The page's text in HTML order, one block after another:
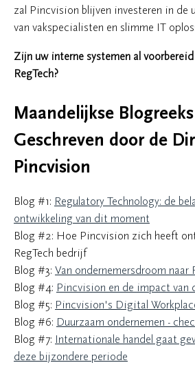
zal Pincvision blijven investeren in de
van vakspecialisten en slimme IT
Zijn uw interne systemen al
RegTech?
Maandelijkse
Geschreven door de
Pincvision
Blog #1: Regulatory Technology: de
ontwikkeling van dit moment
Blog #2: Hoe Pincvision zich heeft
RegTech bedrijf
Blog #3: Van ondernemersdroom naar
Blog #4: Pincvision en de impact van
Blog #5: Pincvision's Digital
Blog #6: Duurzaam ondernemen -
Blog #7: Internationale handel gaat
deze bijzondere periode